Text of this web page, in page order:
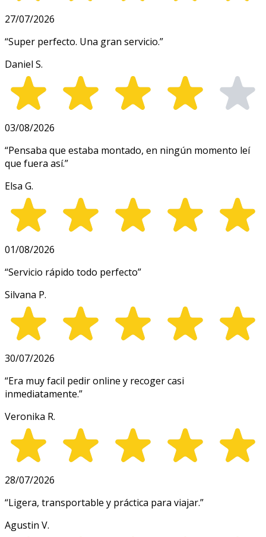
27/07/2026
“Super perfecto. Una gran servicio.”
Daniel S.
03/08/2026
“Pensaba que estaba montado, en ningún momento leí
que fuera así.”
Elsa G.
01/08/2026
“Servicio rápido todo perfecto”
Silvana P.
30/07/2026
“Era muy facil pedir online y recoger casi
inmediatamente.”
Veronika R.
28/07/2026
“Ligera, transportable y práctica para viajar.”
Agustin V.